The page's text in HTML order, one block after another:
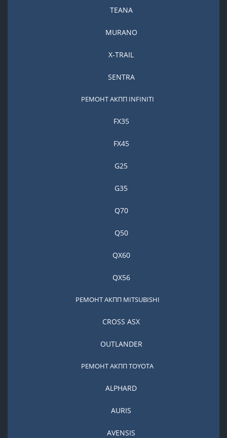
TEANA
MURANO
X-TRAIL
SENTRA
РЕМОНТ АКПП INFINITI
FX35
FX45
G25
G35
Q70
Q50
QX60
QX56
РЕМОНТ АКПП MITSUBISHI
CROSS ASX
OUTLANDER
РЕМОНТ АКПП TOYOTA
ALPHARD
AURIS
AVENSIS